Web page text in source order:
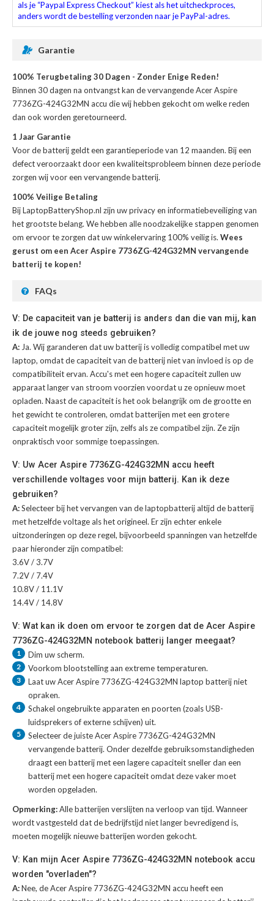
als je “Paypal Express Checkout” kiest als het uitcheckproces,
anders wordt de bestelling verzonden naar je PayPal-adres.
Garantie
100% Terugbetaling 30 Dagen - Zonder Enige Reden!
Binnen 30 dagen na ontvangst kan devervangende Acer Aspire
7736ZG-424G32MN accu die wij hebben gekocht om welke reden
dan ook worden geretourneerd.
1 Jaar Garantie
Voor debatterij geldt een garantieperiode van 12 maanden. Bij een
defect veroorzaakt door een kwaliteitsprobleem binnen deze periode
zorgen wij voor een vervangende batterij.
100% Veilige Betaling
Bij LaptopBatteryShop.nl zijn uw privacy en informatiebeveiliging van
het grootste belang. We hebben alle noodzakelijke stappen genomen
om ervoor te zorgen dat uw winkelervaring 100% veilig is. Wees
gerust om een Acer Aspire 7736ZG-424G32MN vervangende
batterij te kopen!
FAQs
V: De capaciteit van je batterij is anders dan die van mij, kan
ik de jouwe nog steeds gebruiken?
A: Ja. Wij garanderen dat uw batterij is volledig compatibel met uw
laptop, omdat de capaciteit van de batterij niet van invloed is op de
compatibiliteit ervan. Accu's met een hogere capaciteit zullen uw
apparaat langer van stroom voorzien voordat u ze opnieuw moet
opladen. Naast de capaciteit is het ook belangrijk om de grootte en
het gewicht te controleren, omdat batterijen met een grotere
capaciteit mogelijk groter zijn, zelfs als ze compatibel zijn. Ze zijn
onpraktisch voor sommige toepassingen.
V: Uw Acer Aspire 7736ZG-424G32MN accu heeft
verschillende voltages voor mijn batterij. Kan ik deze
gebruiken?
A:Selecteer bij het vervangen van de laptopbatterij altijd de batterij
met hetzelfde voltage als het origineel. Er zijn echter enkele
uitzonderingen op deze regel, bijvoorbeeld spanningen van hetzelfde
paar hieronder zijn compatibel:
3.6V / 3.7V
7.2V / 7.4V
10.8V / 11.1V
14.4V / 14.8V
V: Wat kan ik doen om ervoor te zorgen dat de Acer Aspire
7736ZG-424G32MN notebook batterij langer meegaat?
1 Dim uw scherm.
2 Voorkom blootstelling aan extreme temperaturen.
3 Laat uwAcer Aspire 7736ZG-424G32MN laptop batterijniet
opraken.
4
Schakel ongebruikte apparaten en poorten (zoals USB-
luidsprekers of externe schijven) uit.
5 Selecteer de juisteAcer Aspire 7736ZG-424G32MN
vervangende batterij. Onder dezelfde gebruiksomstandigheden
draagt een batterij met een lagere capaciteit sneller dan een
batterij met een hogere capaciteit omdat deze vaker moet
worden opgeladen.
Opmerking:Alle batterijen verslijten na verloop van tijd. Wanneer
wordt vastgesteld dat de bedrijfstijd niet langer bevredigend is,
moeten mogelijk nieuwe batterijen worden gekocht.
V: Kan mijn Acer Aspire 7736ZG-424G32MN notebook accu
worden "overladen"?
A:Nee, de Acer Aspire 7736ZG-424G32MN accu heeft een